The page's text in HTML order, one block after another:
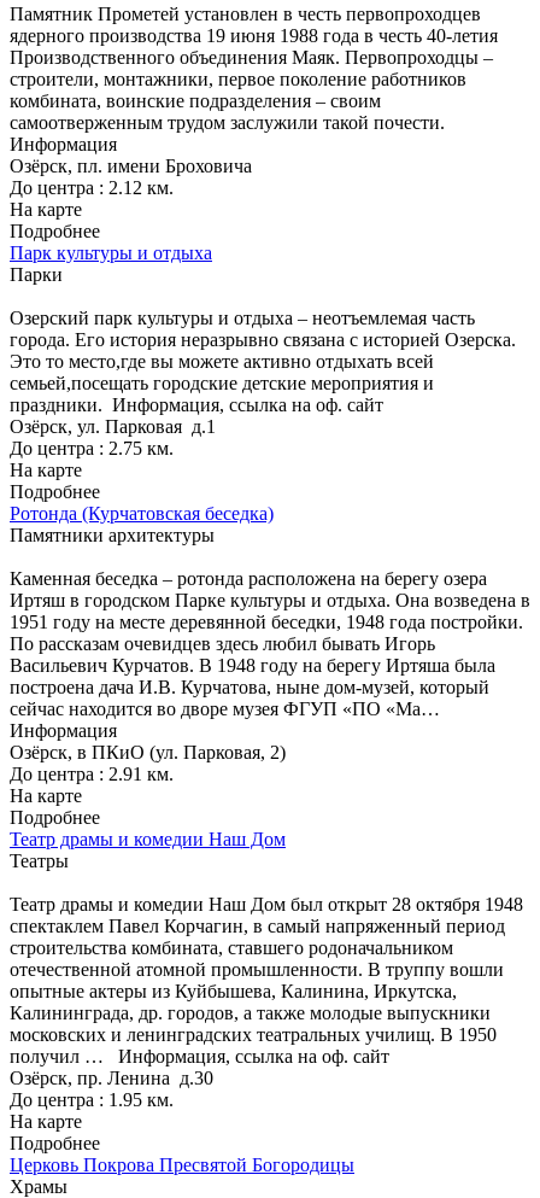
Памятник Прометей установлен в честь первопроходцев
ядерного производства 19 июня 1988 года в честь 40-летия
Производственного объединения Маяк. Первопроходцы –
строители, монтажники, первое поколение работников
комбината, воинские подразделения – своим
самоотверженным трудом заслужили такой почести.
Информация
Озёрск, пл. имени Броховича
До центра : 2.12 км.
На карте
Подробнее
Парк культуры и отдыха
Парки
Озерский парк культуры и отдыха – неотъемлемая часть
города. Его история неразрывно связана с историей Озерска.
Это то место,где вы можете активно отдыхать всей
семьей,посещать городские детские мероприятия и
праздники. Информация, ссылка на оф. сайт
Озёрск, ул. Парковая д.1
До центра : 2.75 км.
На карте
Подробнее
Ротонда (Курчатовская беседка)
Памятники архитектуры
Каменная беседка – ротонда расположена на берегу озера
Иртяш в городском Парке культуры и отдыха. Она возведена в
1951 году на месте деревянной беседки, 1948 года постройки.
По рассказам очевидцев здесь любил бывать Игорь
Васильевич Курчатов. В 1948 году на берегу Иртяша была
построена дача И.В. Курчатова, ныне дом-музей, который
сейчас находится во дворе музея ФГУП «ПО «Ма…
Информация
Озёрск, в ПКиО (ул. Парковая, 2)
До центра : 2.91 км.
На карте
Подробнее
Театр драмы и комедии Наш Дом
Театры
Театр драмы и комедии Наш Дом был открыт 28 октября 1948
спектаклем Павел Корчагин, в самый напряженный период
строительства комбината, ставшего родоначальником
отечественной атомной промышленности. В труппу вошли
опытные актеры из Куйбышева, Калинина, Иркутска,
Калининграда, др. городов, а также молодые выпускники
московских и ленинградских театральных училищ. В 1950
получил … Информация, ссылка на оф. сайт
Озёрск, пр. Ленина д.30
До центра : 1.95 км.
На карте
Подробнее
Церковь Покрова Пресвятой Богородицы
Храмы